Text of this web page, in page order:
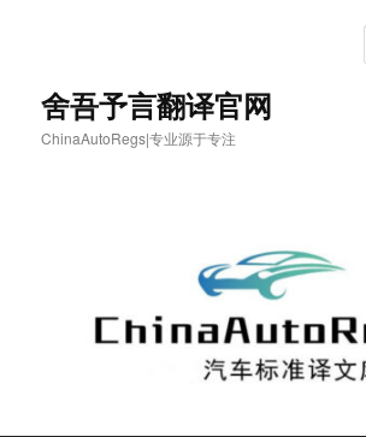
舍吾予言翻译官网
ChinaAutoRegs|专业源于专注